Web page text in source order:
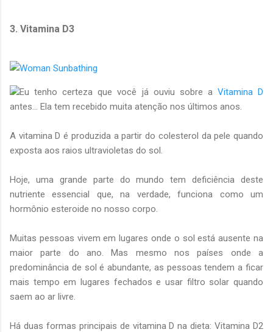
3. Vitamina D3
Eu tenho certeza que você já ouviu sobre a Vitamina D
antes… Ela tem recebido muita atenção nos últimos anos.
A vitamina D é produzida a partir do colesterol da pele quando
exposta aos raios ultravioletas do sol.
Hoje, uma grande parte do mundo tem deficiência deste
nutriente essencial que, na verdade, funciona como um
hormônio esteroide no nosso corpo.
Muitas pessoas vivem em lugares onde o sol está ausente na
maior parte do ano. Mas mesmo nos países onde a
predominância de sol é abundante, as pessoas tendem a ficar
mais tempo em lugares fechados e usar filtro solar quando
saem ao ar livre.
Há duas formas principais de vitamina D na dieta: Vitamina D2